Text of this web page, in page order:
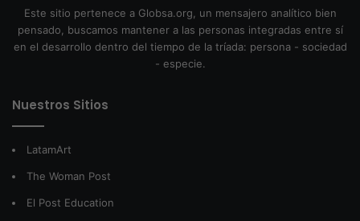
Este sitio pertenece a Globsa.org, un mensajero analítico bien
pensado, buscamos mantener a las personas integradas entre sí
en el desarrollo dentro del tiempo de la tríada: persona - sociedad
- especie.
Nuestros Sitios
LatamArt
The Woman Post
El Post Education